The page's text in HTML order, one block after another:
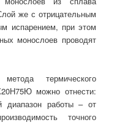
же с отрицательным
испарением, при этом
монослоев проводят
термического
можно отнести:
диапазон работы – от
точного